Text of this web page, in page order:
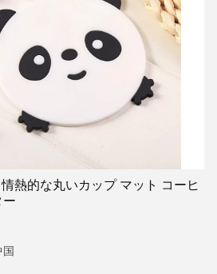
熱的な丸いカップ マット コーヒ
ー